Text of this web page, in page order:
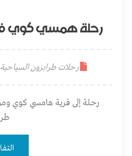
رحلة همسي كوي
رحلات طرابزون السياحية
رحلة إلى قرية هامسي كوي